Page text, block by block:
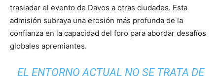
trasladar el evento de Davos a otras ciudades. Esta
admisión subraya una erosión más profunda de la
confianza en la capacidad del foro para abordar desafíos
globales apremiantes.
EL ENTORNO ACTUAL NO SE TRATA DE